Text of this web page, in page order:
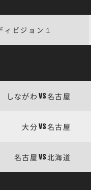
ィビジョン１
しながわ VS名古屋
大分VS名古屋
名古屋 VS北海道